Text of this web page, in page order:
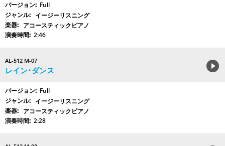
Full
イージーリスニング
アコースティックピアノ
2:46
AL-512 M-07
レイン･ダンス
Full
イージーリスニング
アコースティックピアノ
2:28